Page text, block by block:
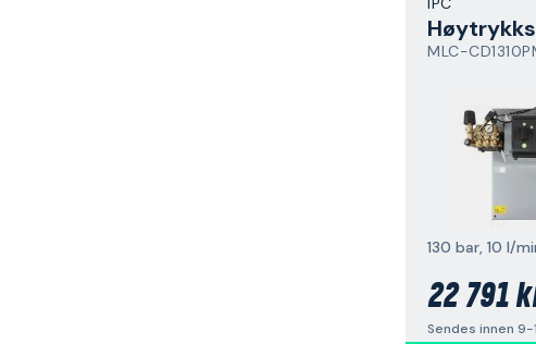
MLC-
130 bar, 10 l/
22 791
Sendes innen 9-